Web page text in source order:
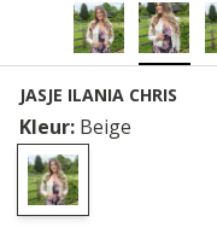
JASJE ILANIA CHRIS
Kleur: Beige